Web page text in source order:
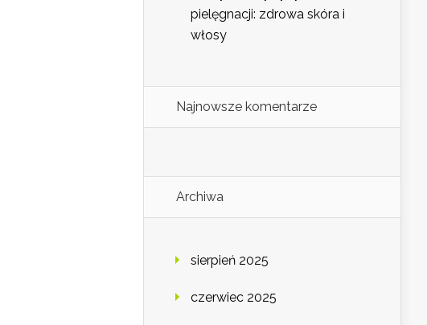
pielęgnacji: zdrowa skóra i
włosy
Najnowsze komentarze
Archiwa
sierpień 2025
czerwiec 2025